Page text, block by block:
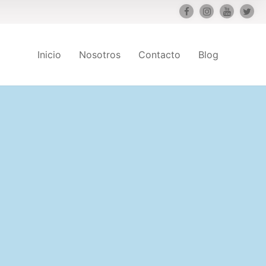
Inicio Nosotros Contacto Blog